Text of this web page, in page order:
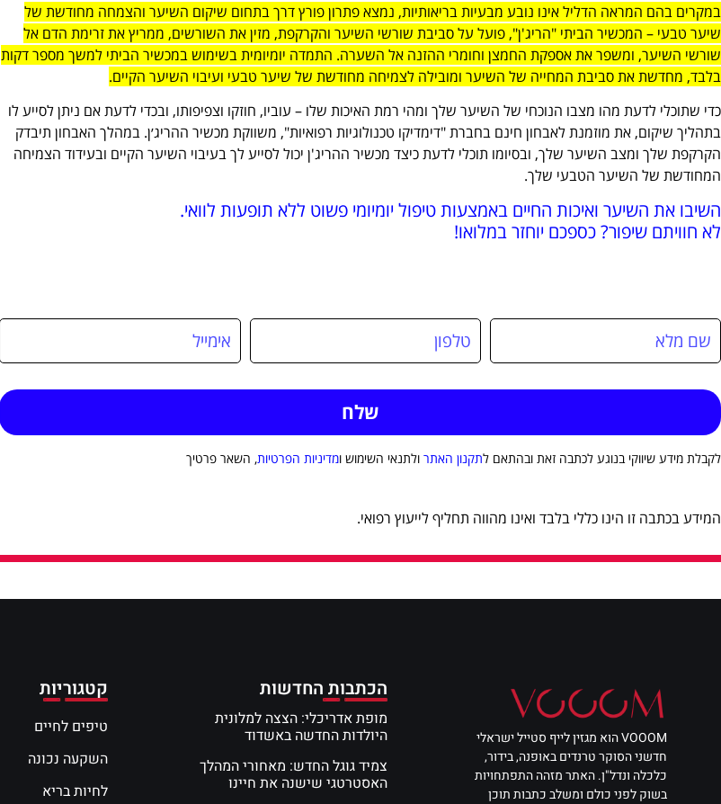
במקרים בהם המראה הדליל אינו נובע מבעיות בריאותיות, נמצא פתרון פורץ דרך בתחום שיקום השיער והצמחה מחודשת של
שיער טבעי – המכשיר הביתי "הריג'ן", פועל על סביבת שורשי השיער והקרקפת, מזין את השורשים, ממריץ את זרימת הדם אל
שורשי השיער, ומשפר את אספקת החמצן וחומרי ההזנה אל השערה. התמדה יומיומית בשימוש במכשיר הביתי למשך מספר דקות
בלבד, מחדשת את סביבת המחייה של השיער ומובילה לצמיחה מחודשת של שיער טבעי ועיבוי השיער הקיים.
כדי שתוכלי לדעת מהו מצבו הנוכחי של השיער שלך ומהי רמת האיכות שלו – עוביו, חוזקו וצפיפותו, ובכדי לדעת אם ניתן לסייע לו
בתהליך שיקום, את מוזמנת לאבחון חינם בחברת "דימדיקו טכנולוגיות רפואיות", משווקת מכשיר ההריג׳ן. במהלך האבחון תיבדק
הקרקפת שלך ומצב השיער שלך, ובסיומו תוכלי לדעת כיצד מכשיר ההריג'ן יכול לסייע לך בעיבוי השיער הקיים ובעידוד הצמיחה
המחודשת של השיער הטבעי שלך.
השיבו את השיער ואיכות החיים באמצעות טיפול יומיומי פשוט ללא תופעות לוואי.
לא חוויתם שיפור? כספכם יוחזר במלואו!
לקבלת מידע שיווקי בנוגע לכתבה זאת ובהתאם לתקנון האתר ולתנאי השימוש ומדיניות הפרטיות, השאר פרטיך
המידע בכתבה זו הינו כללי בלבד ואינו מהווה תחליף לייעוץ רפואי.
VOOOM הוא מגזין לייף סטייל ישראלי
חדשני הסוקר טרנדים באופנה, בידור,
כלכלה ונדל"ן. האתר מזהה התפתחויות
בשוק לפני כולם ומשלב כתבות תוכן
הכתבות החדשות
מופת אדריכלי: הצצה למלונית
היולדות החדשה באשדוד
צמיד גוגל החדש: מאחורי המהלך
האסטרטגי שישנה את חיינו
קטגוריות
טיפים לחיים
השקעה נכונה
לחיות בריא